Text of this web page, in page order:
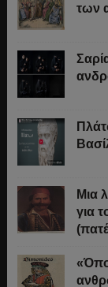
των
Μια
για